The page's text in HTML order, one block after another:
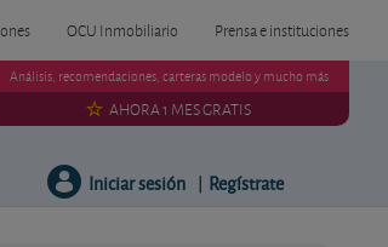
OCU Inmobiliario Prensa e instituciones
Análisis, recomendaciones, carteras modelo y mucho más
AHORA 1 MES GRATIS
Iniciar sesión | Regístrate